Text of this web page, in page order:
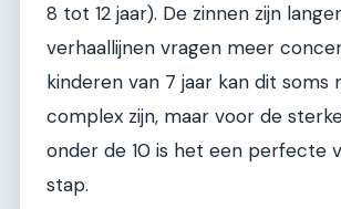
8 tot 12 jaar). De zinnen zijn
verhaallijnen vragen meer
kinderen van 7 jaar kan dit soms
complex zijn, maar voor de
onder de 10 is het een perfecte
stap.